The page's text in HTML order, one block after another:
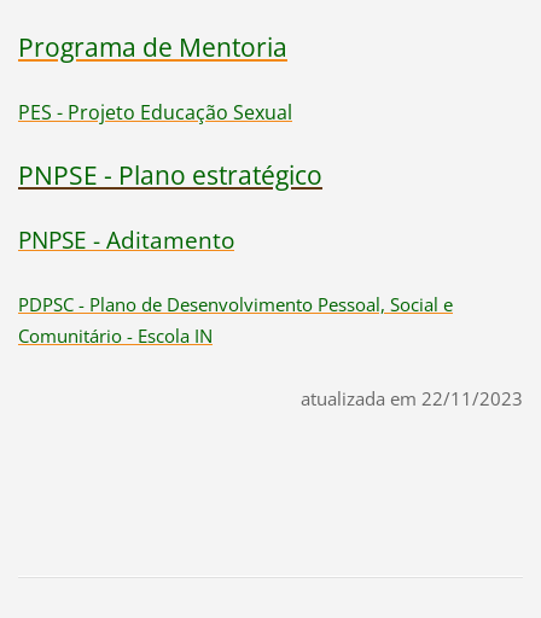
Programa de Mentoria
PES - Projeto Educação Sexual
PNPSE - Plano estratégico
PNPSE - Aditamento
PDPSC - Plano de Desenvolvimento Pessoal, Social e
Comunitário - Escola IN
atualizada em 22/11/2023